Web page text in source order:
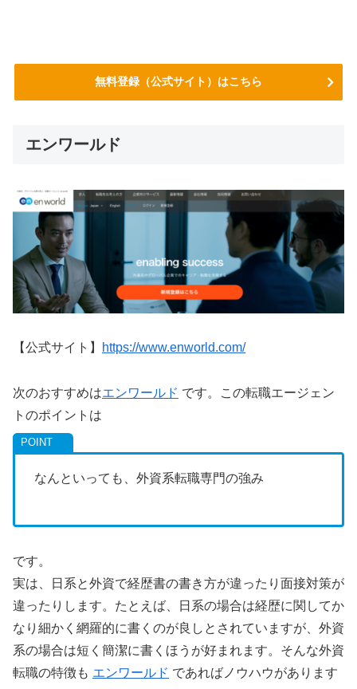
無料登録（公式サイト）はこちら
エンワールド
【公式サイト】 https://www.enworld.com/
次のおすすめはエンワールド です。この転職エージェン
トのポイントは
なんといっても、外資系転職専門の強み
です。
実は、日系と外資で経歴書の書き方が違ったり面接対策が
違ったりします。たとえば、日系の場合は経歴に関してか
なり細かく網羅的に書くのが良しとされていますが、外資
系の場合は短く簡潔に書くほうが好まれます。そんな外資
転職の特徴も エンワールド であればノウハウがあります